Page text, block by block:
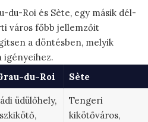
du-Roi és Sète, egy másik dél-
város főbb jellemzőit
a döntésben, melyik
igényeihez.
du-Roi Sète
üdülőhely,
Tengeri
kikötőváros,